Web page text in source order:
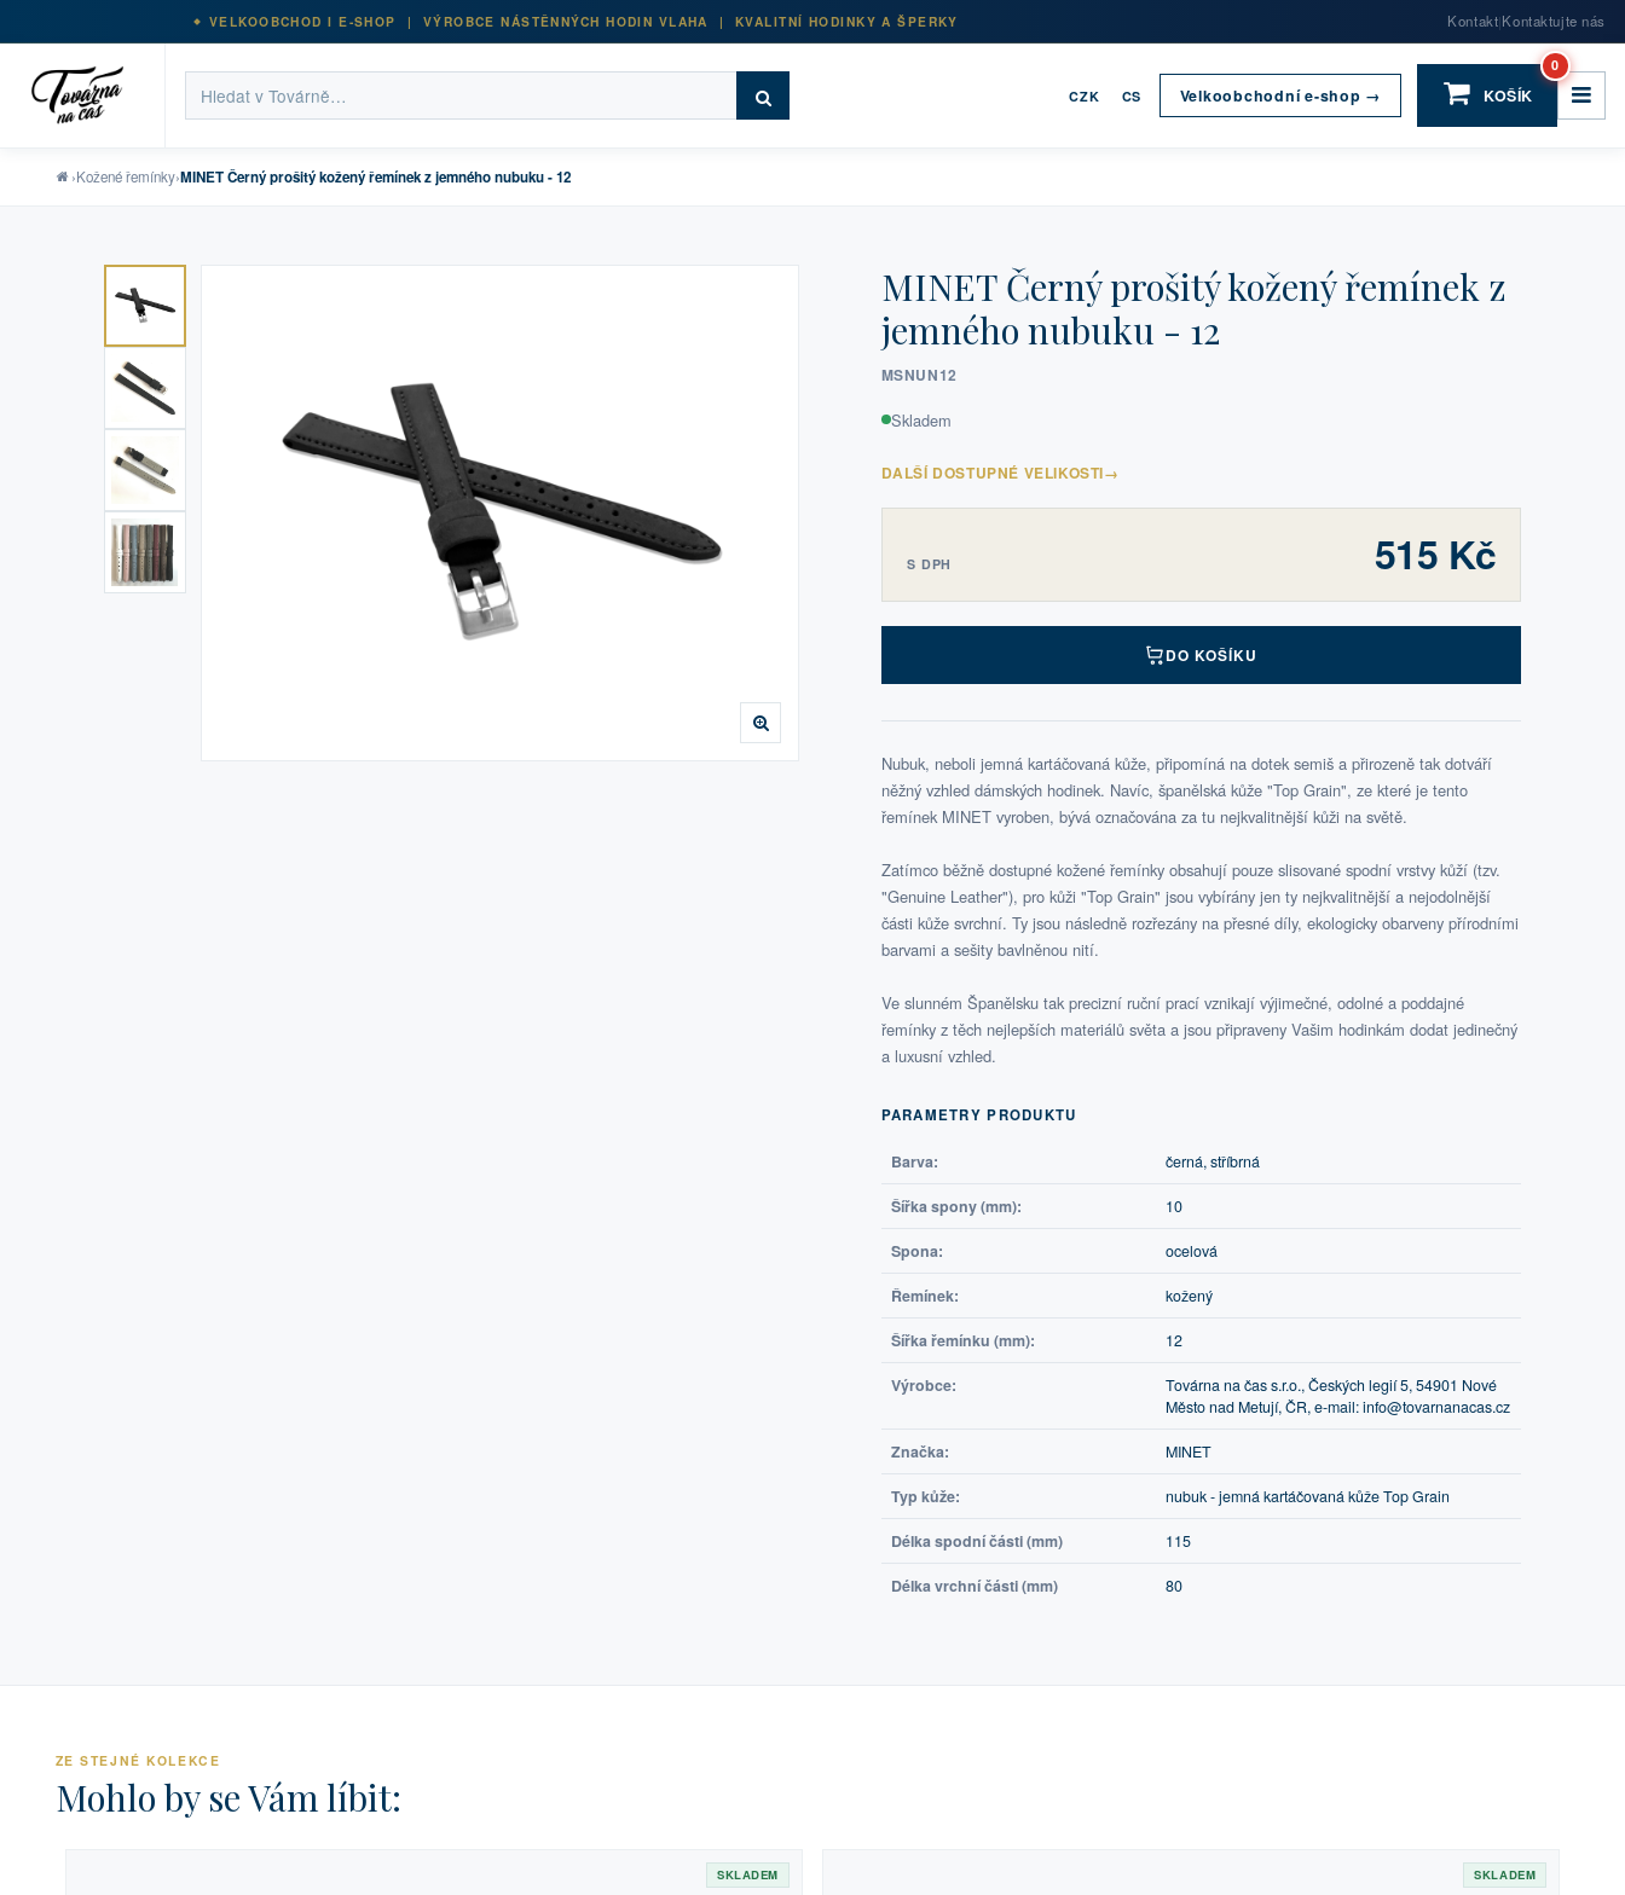
VELKOOBCHOD I E-SHOP | VÝROBCE NÁSTĚNNÝCH HODIN VLAHA | KVALITNÍ HODINKY A ŠPERKY Kontakt|Kontaktujte nás
CZK CS Velkoobchodní e-shop → KOŠÍK
0
›Kožené řemínky›MINET Černý prošitý kožený řemínek z jemného nubuku - 12
MINET Černý prošitý kožený řemínek z
jemného nubuku - 12
MSNUN12
Skladem
DALŠÍ DOSTUPNÉ VELIKOSTI→
S DPH 515 Kč
DO KOŠÍKU
Nubuk, neboli jemná kartáčovaná kůže, připomíná na dotek semiš a přirozeně tak dotváří
něžný vzhled dámských hodinek. Navíc, španělská kůže "Top Grain", ze které je tento
řemínek MINET vyroben, bývá označována za tu nejkvalitnější kůži na světě.
Zatímco běžně dostupné kožené řemínky obsahují pouze slisované spodní vrstvy kůží (tzv.
"Genuine Leather"), pro kůži "Top Grain" jsou vybírány jen ty nejkvalitnější a nejodolnější
části kůže svrchní. Ty jsou následně rozřezány na přesné díly, ekologicky obarveny přírodními
barvami a sešity bavlněnou nití.
Ve slunném Španělsku tak precizní ruční prací vznikají výjimečné, odolné a poddajné
řemínky z těch nejlepších materiálů světa a jsou připraveny Vašim hodinkám dodat jedinečný
a luxusní vzhled.
PARAMETRY PRODUKTU
Barva: černá, stříbrná
Šířka spony (mm): 10
Spona: ocelová
Řemínek: kožený
Šířka řemínku (mm): 12
Výrobce:
Továrna na čas s.r.o., Českých legií 5, 54901 Nové
Město nad Metují, ČR, e-mail: info@tovarnanacas.cz
Značka: MINET
Typ kůže: nubuk - jemná kartáčovaná kůže Top Grain
Délka spodní části (mm) 115
Délka vrchní části (mm) 80
ZE STEJNÉ KOLEKCE
Mohlo by se Vám líbit:
SKLADEM SKLADEM